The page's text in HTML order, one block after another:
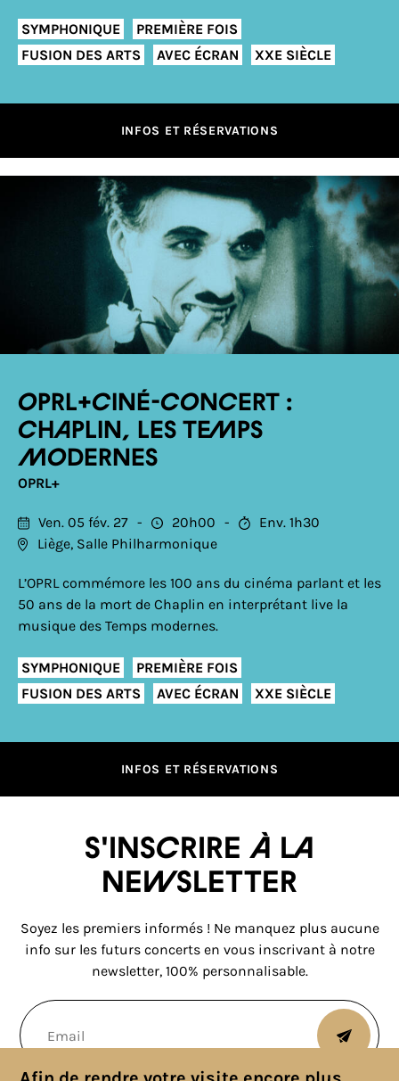
SYMPHONIQUE
PREMIÈRE FOIS
FUSION DES ARTS
AVEC ÉCRAN XXE SIÈCLE
INFOS ET RÉSERVATIONS
OPRL+ciné-concert :
Chaplin, Les temps
modernes
OPRL+
Ven. 05 fév. 27 20h00
Env. 1h30
Liège, Salle Philharmonique
L’OPRL commémore les 100 ans du cinéma parlant et les
50 ans de la mort de Chaplin en interprétant live la
musique des Temps modernes.
SYMPHONIQUE
PREMIÈRE FOIS
FUSION DES ARTS
AVEC ÉCRAN XXE SIÈCLE
INFOS ET RÉSERVATIONS
S'inscrire à la
newsletter
Soyez les premiers informés ! Ne manquez plus aucune
info sur les futurs concerts en vous inscrivant à notre
newsletter, 100% personnalisable.